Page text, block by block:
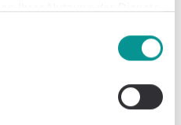
Langfristig zu schneller
(z.B.